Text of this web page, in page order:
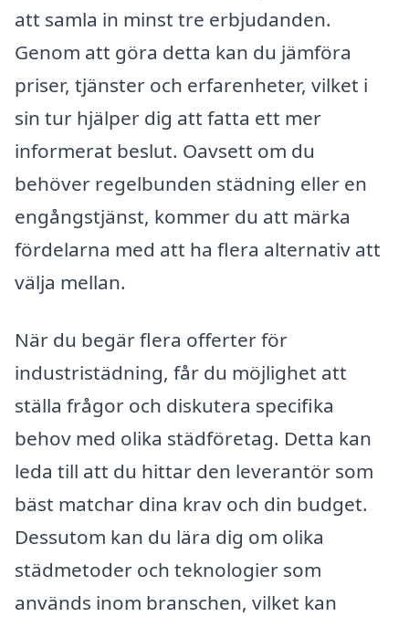
att samla in minst tre erbjudanden.
Genom att göra detta kan du jämföra
priser, tjänster och erfarenheter, vilket i
sin tur hjälper dig att fatta ett mer
informerat beslut. Oavsett om du
behöver regelbunden städning eller en
engångstjänst, kommer du att märka
fördelarna med att ha flera alternativ att
välja mellan.
När du begär flera offerter för
industristädning, får du möjlighet att
ställa frågor och diskutera specifika
behov med olika städföretag. Detta kan
leda till att du hittar den leverantör som
bäst matchar dina krav och din budget.
Dessutom kan du lära dig om olika
städmetoder och teknologier som
används inom branschen, vilket kan